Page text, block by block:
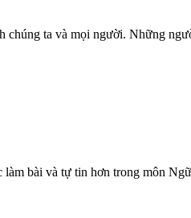
ta và mọi người. Những
bài và tự tin hơn trong môn